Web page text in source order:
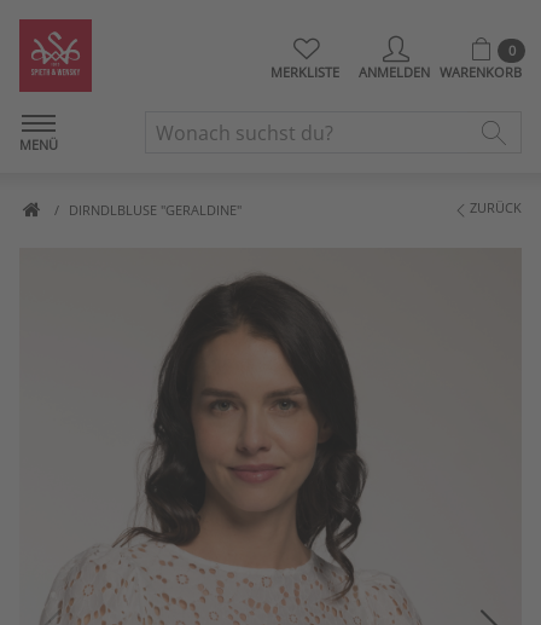
MERKLISTE ANMELDEN
0
WARENKORB
MENÜ
DIRNDLBLUSE "GERALDINE" ZURÜCK
Artikelbilder überspringen